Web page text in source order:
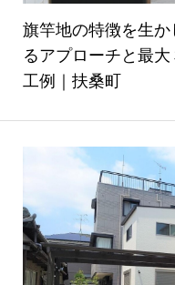
旗竿地の特徴を生
るアプローチと最
工例｜扶桑町